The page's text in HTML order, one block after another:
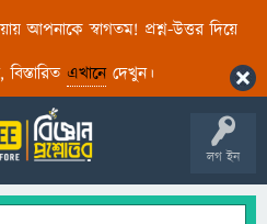
আপনাকে স্বাগতম! প্রশ্ন-উত্তর দিয়ে
এখানেদেখুন।
লগ ইন